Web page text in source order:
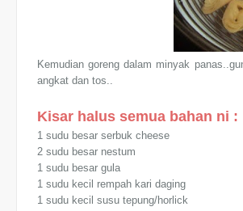
Kemudian goreng dalam minyak
angkat dan tos..
Kisar halus semua bahan ni :
1 sudu besar serbuk cheese
2 sudu besar nestum
1 sudu besar gula
1 sudu kecil rempah kari daging
1 sudu kecil susu tepung/horlick